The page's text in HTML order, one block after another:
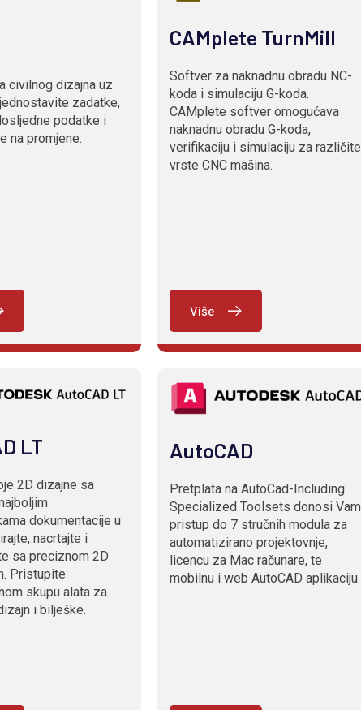
civilnog dizajna uz
zadatke,
podatke i
na promjene.
CAMplete TurnMill
Softver za naknadnu obradu NC-
koda i simulaciju G-koda.
CAMplete softver omogućava
naknadnu obradu G-koda,
verifikaciju i simulaciju za različite
vrste CNC mašina.
Više
LT
2D dizajne sa
dokumentacije u
nacrtajte i
sa preciznom 2D
Pristupite
skupu alata za
i bilješke.
AutoCAD
Pretplata na AutoCad-Including
Specialized Toolsets donosi Vam
pristup do 7 stručnih modula za
automatizirano projektovnje,
licencu za Mac računare, te
mobilnu i web AutoCAD aplikaciju.